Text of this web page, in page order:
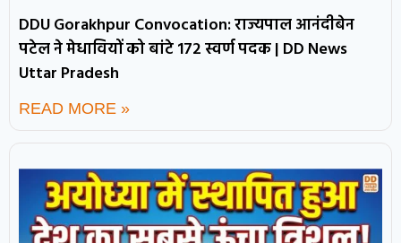
DDU Gorakhpur Convocation: राज्यपाल आनंदीबेन
पटेल ने मेधावियों को बांटे 172 स्वर्ण पदक | DD News
Uttar Pradesh
READ MORE »